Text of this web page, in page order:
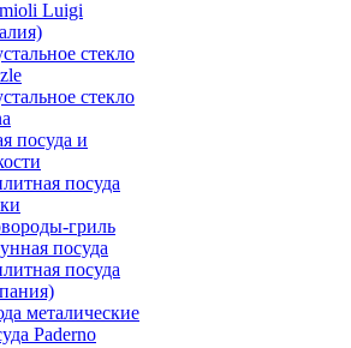
Luigi
стекло
стекло
посуда и
посуда
гриль
посуда
посуда
металические
Paderno